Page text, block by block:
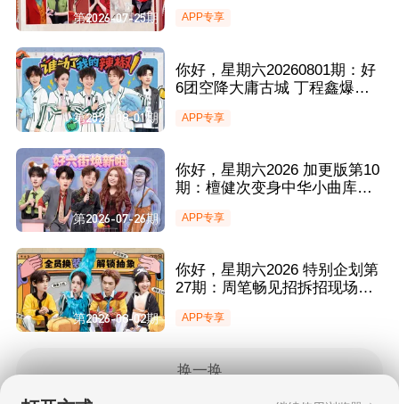
第2026-07-25期
楠金靖
APP专享
第2026-08-01期
你好，星期六20260801期：好
6团空降大庸古城 丁程鑫爆笑
APP专享
第2026-07-26期
你好，星期六2026 加更版第10
期：檀健次变身中华小曲库获
若楠不停爆灯
APP专享
第2026-08-02期
你好，星期六2026 特别企划第
27期：周笔畅见招拆招现场化
椒”之位
APP专享
换一换